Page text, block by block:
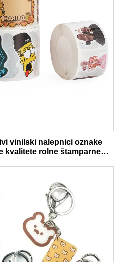
vinilski nalepnici oznake
kvalitete rolne štamparne